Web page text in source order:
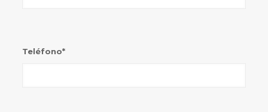
Teléfono*